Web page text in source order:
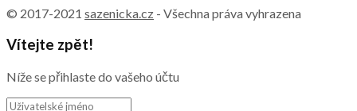
© 2017-2021 sazenicka.cz - Všechna práva vyhrazena
Vítejte zpět!
Níže se přihlaste do vašeho účtu